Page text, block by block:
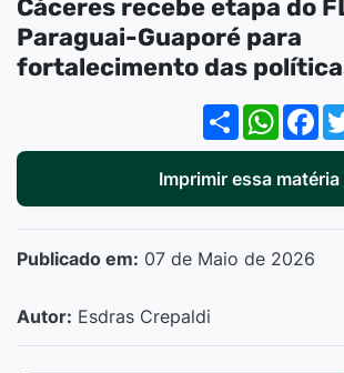
Cáceres recebe etapa do
Paraguai-Guaporé para
fortalecimento das
Share
Imprimir essa matéria
Publicado em: 07 de Maio de 2026
Autor: Esdras Crepaldi